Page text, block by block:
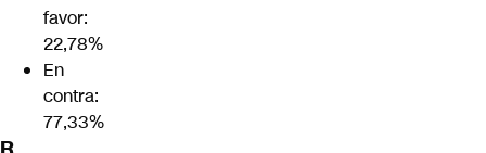
favor:
22,78%
En
contra:
77,33%